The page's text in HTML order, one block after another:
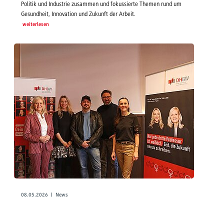
Politik und Industrie zusammen und fokussierte Themen rund um
Gesundheit, Innovation und Zukunft der Arbeit.
weiterlesen
08.05.2026 | News